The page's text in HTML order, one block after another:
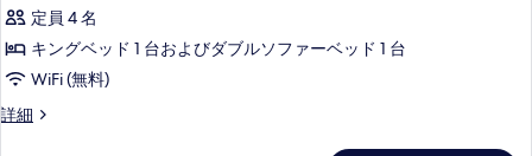
真
を
表
示
細
ス
イ
ー
ト
定員 4 名
キングベッド 1 台およびダブルソファーベッド 1 台
WiFi (無料)
詳細
ジ